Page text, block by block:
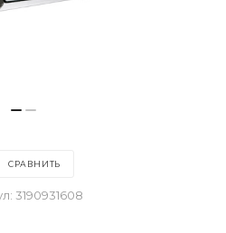
СРАВНИТЬ
3190931608